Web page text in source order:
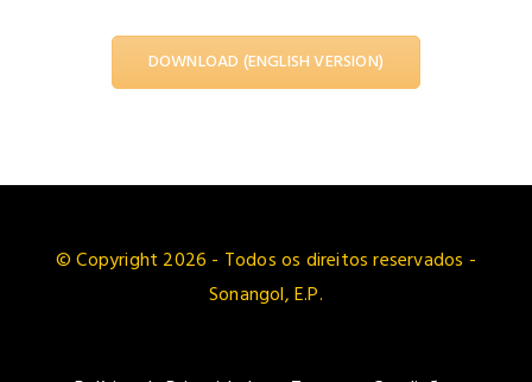
DOWNLOAD (ENGLISH VERSION)
© Copyright 2026 - Todos os direitos reservados -
Sonangol, E.P.